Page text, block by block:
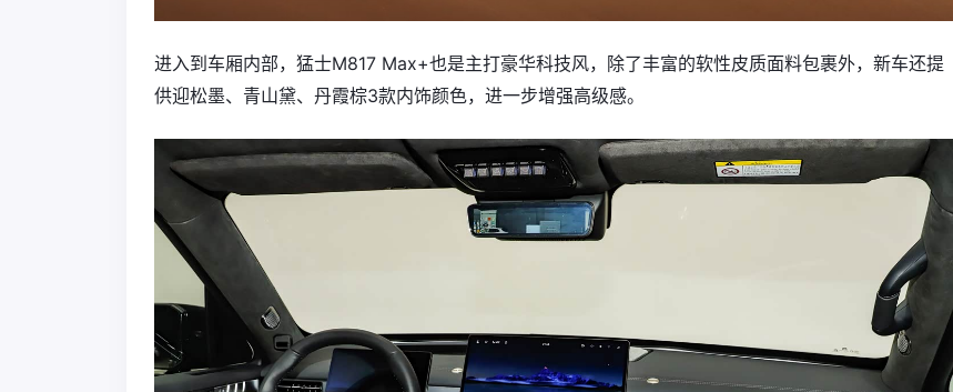
进入到车厢内部，猛士M817 Max+也是主打豪华科技风，除了丰富的软性皮质面料包裹外，新车还提
供迎松墨、青山黛、丹霞棕3款内饰颜色，进一步增强高级感。